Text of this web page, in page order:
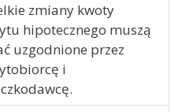
zmiany kwoty
hipotecznego muszą
uzgodnione przez
i